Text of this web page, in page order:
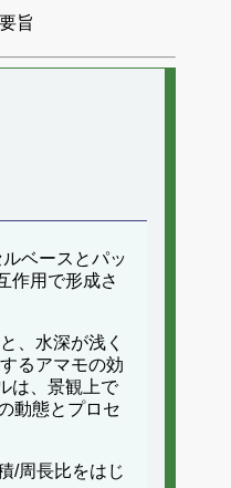
旨
ベースとパッ
作用で形成さ
、水深が浅く
るアマモの効
は、景観上で
動態とプロセ
/周長比をはじ